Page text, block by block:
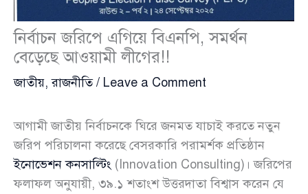
নির্বাচন জরিপে এগিয়ে বিএনপি, সমর্থন
বেড়েছে আওয়ামী লীগের!!
জাতীয়,রাজনীতি/ Leave a Comment
আগামী জাতীয় নির্বাচনকে ঘিরে জনমত যাচাই করতে নতুন
জরিপ পরিচালনা করেছে বেসরকারি পরামর্শক প্রতিষ্ঠান
ইনোভেশন কনসাল্টিং (Innovation Consulting)। জরিপের
ফলাফল অনুযায়ী, ৩৯.১ শতাংশ উত্তরদাতা বিশ্বাস করেন যে